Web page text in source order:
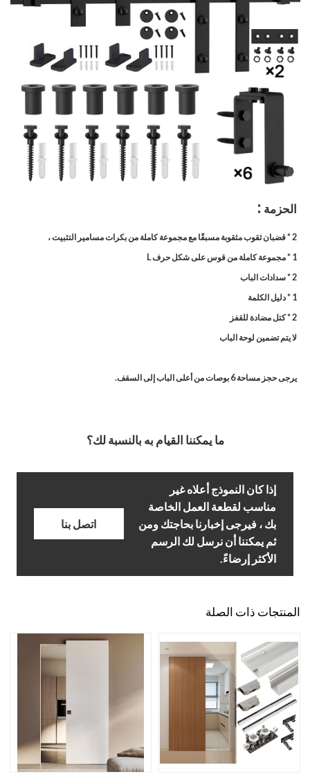
الحزمة :
2 * قضبان ثقوب مثقوبة مسبقًا مع مجموعة كاملة من
بكرات مسامير التثبيت ،
1 * مجموعة كاملة من قوس على شكل حرف L
2 * سدادات الباب
1 * دليل الكلمة
2 * كتل مضادة للقفز
لا يتم تضمين لوحة الباب
يرجى حجز مساحة 6 بوصات من أعلى الباب إلى السقف.
ما يمكننا القيام به بالنسبة لك؟
إذا كان النموذج أعلاه غير
مناسب لقطعة العمل الخاصة
بك ، فيرجى إخبارنا بحاجتك ومن
ثم يمكننا أن نرسل لك الرسم
الأكثر إرضاءً.
اتصل بنا
المنتجات ذات الصلة